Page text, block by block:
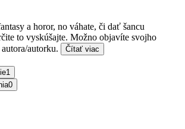
a horor, no váhate, či dať šancu
to vyskúšajte. Možno objavíte svojho
autorku.
Čítať viac
1
0